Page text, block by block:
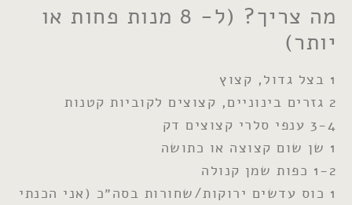
מה צריך? (ל- 8 מנות פחות או
יותר)
3-4 ענפי סלרי קצוצים דק
1-2 כפות שמן קנולה
1 כוס עדשים ירוקות/שחורות בסה״כ (אני הכנתי